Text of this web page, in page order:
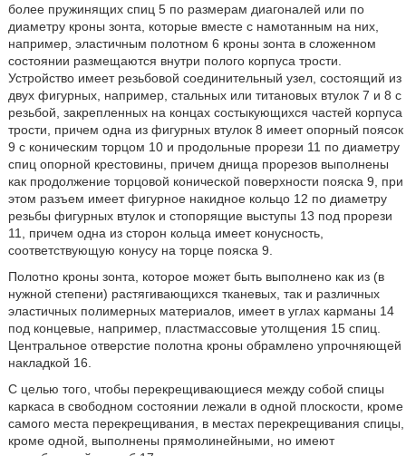
более пружинящих спиц 5 по размерам диагоналей или по
диаметру кроны зонта, которые вместе с намотанным на них,
например, эластичным полотном 6 кроны зонта в сложенном
состоянии размещаются внутри полого корпуса трости.
Устройство имеет резьбовой соединительный узел, состоящий из
двух фигурных, например, стальных или титановых втулок 7 и 8 с
резьбой, закрепленных на концах состыкующихся частей корпуса
трости, причем одна из фигурных втулок 8 имеет опорный поясок
9 с коническим торцом 10 и продольные прорези 11 по диаметру
спиц опорной крестовины, причем днища прорезов выполнены
как продолжение торцовой конической поверхности пояска 9, при
этом разъем имеет фигурное накидное кольцо 12 по диаметру
резьбы фигурных втулок и стопорящие выступы 13 под прорези
11, причем одна из сторон кольца имеет конусность,
соответствующую конусу на торце пояска 9.
Полотно кроны зонта, которое может быть выполнено как из (в
нужной степени) растягивающихся тканевых, так и различных
эластичных полимерных материалов, имеет в углах карманы 14
под концевые, например, пластмассовые утолщения 15 спиц.
Центральное отверстие полотна кроны обрамлено упрочняющей
накладкой 16.
С целью того, чтобы перекрещивающиеся между собой спицы
каркаса в свободном состоянии лежали в одной плоскости, кроме
самого места перекрещивания, в местах перекрещивания спицы,
кроме одной, выполнены прямолинейными, но имеют